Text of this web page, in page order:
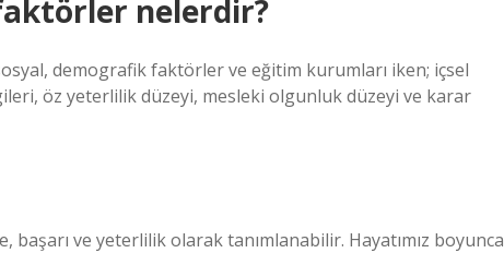
nelerdir?
demografik faktörler ve eğitim kurumları iken; içsel
öz yeterlilik düzeyi, mesleki olgunluk düzeyi ve karar
başarı ve yeterlilik olarak tanımlanabilir. Hayatımız boyunca